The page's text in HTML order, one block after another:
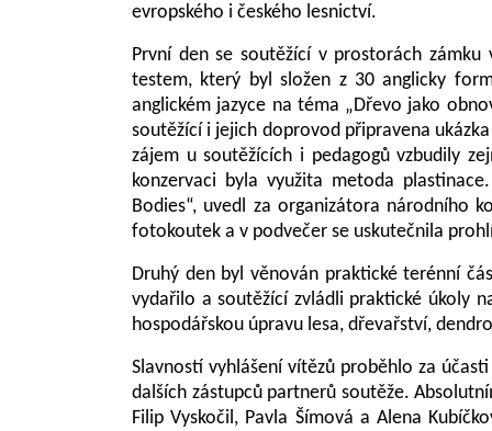
evropského i českého lesnictví.
První den se soutěžící v prostorách
testem, který byl složen z 30 anglicky
anglickém jazyce na téma „Dřevo jako
soutěžící i jejich doprovod připravena ukázka
zájem u soutěžících i pedagogů vzbudily
konzervaci byla využita metoda
Bodies“, uvedl za organizátora národního
fotokoutek a v podvečer se uskutečnila
Druhý den byl věnován praktické terénní
vydařilo a soutěžící zvládli praktické úkoly
hospodářskou úpravu lesa, dřevařství,
Slavností vyhlášení vítězů proběhlo za
dalších zástupců partnerů soutěže.
Filip Vyskočil, Pavla Šímová a Alena